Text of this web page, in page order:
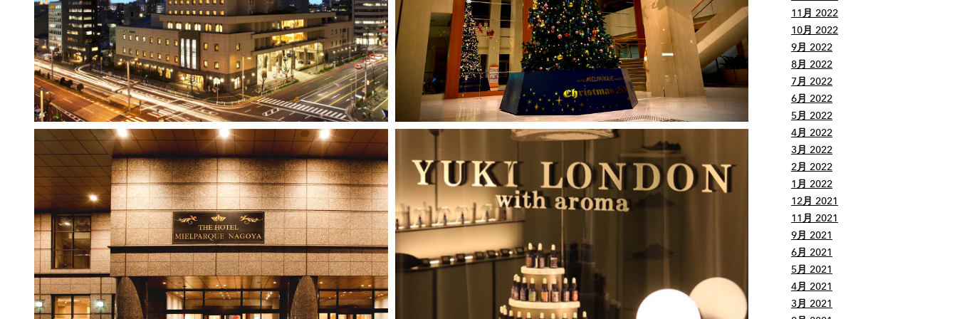
11月 2022
10月 2022
9月 2022
8月 2022
7月 2022
6月 2022
5月 2022
4月 2022
3月 2022
2月 2022
1月 2022
12月 2021
11月 2021
9月 2021
6月 2021
5月 2021
4月 2021
3月 2021